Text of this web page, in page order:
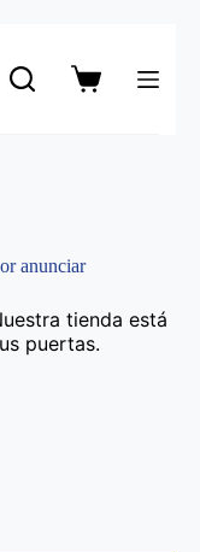
Carro
anunciar
tienda está
puertas.